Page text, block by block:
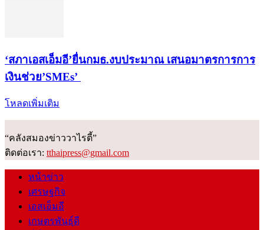
‘สภาเอสเอ็มอี’ยื่นกมธ.งบประมาณ เสนอมาตรการการ
เงินช่วย’SMEs’
โหลดเพิ่มเติม
“คลังสมองข่าววาไรตี้”
ติดต่อเรา: tthaipress@gmail.com
หน้าข่าว
เศรษฐกิจ
เอสเอ็มอี
เกษตรพันธุ์ดี